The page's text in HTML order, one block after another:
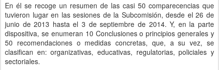
En él se recoge un resumen de las casi 50 comparecencias que
tuvieron lugar en las sesiones de la Subcomisión, desde el 26 de
junio de 2013 hasta el 3 de septiembre de 2014. Y, en la parte
dispositiva, se enumeran 10 Conclusiones o principios generales y
50 recomendaciones o medidas concretas, que, a su vez, se
clasifican en: organizativas, educativas, regulatorias, policiales y
sectoriales.